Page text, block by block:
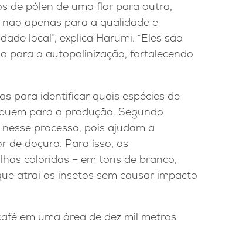
de pólen de uma flor para outra,
apenas para a qualidade e
local”, explica Harumi. “Eles são
para a autopolinização, fortalecendo
para identificar quais espécies de
para a produção. Segundo
processo, pois ajudam a
de doçura. Para isso, os
coloridas – em tons de branco,
atrai os insetos sem causar impacto
em uma área de dez mil metros